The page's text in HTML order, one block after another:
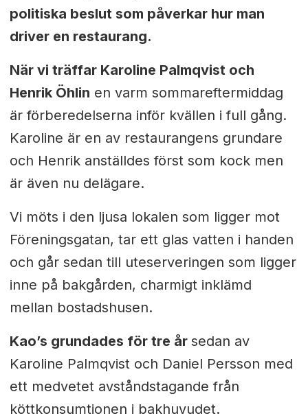
politiska beslut som påverkar hur man
driver en restaurang.
När vi träffar Karoline Palmqvist och
Henrik Öhlin en varm sommareftermiddag
är förberedelserna inför kvällen i full gång.
Karoline är en av restaurangens grundare
och Henrik anställdes först som kock men
är även nu delägare.
Vi möts i den ljusa lokalen som ligger mot
Föreningsgatan, tar ett glas vatten i handen
och går sedan till uteserveringen som ligger
inne på bakgården, charmigt inklämd
mellan bostadshusen.
Kao’s grundades för tre år sedan av
Karoline Palmqvist och Daniel Persson med
ett medvetet avståndstagande från
köttkonsumtionen i bakhuvudet.